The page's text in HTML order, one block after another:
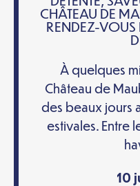
CHÂTEAU DE
RENDEZ-
À quelques
Château de
des beaux jours
estivales. Entre
10